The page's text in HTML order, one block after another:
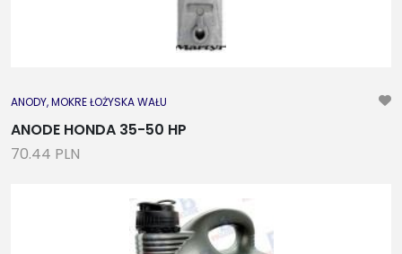
ANODY, MOKRE ŁOŻYSKA WAŁU
ANODE HONDA 35-50 HP
70.44 PLN